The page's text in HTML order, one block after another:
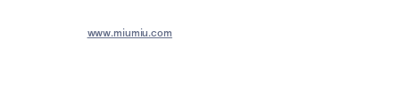
www.miumiu.com